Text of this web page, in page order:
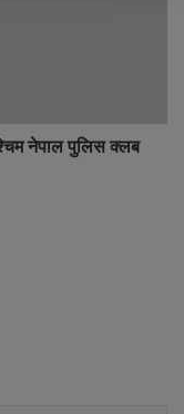
नेपाल पुलिस क्लब